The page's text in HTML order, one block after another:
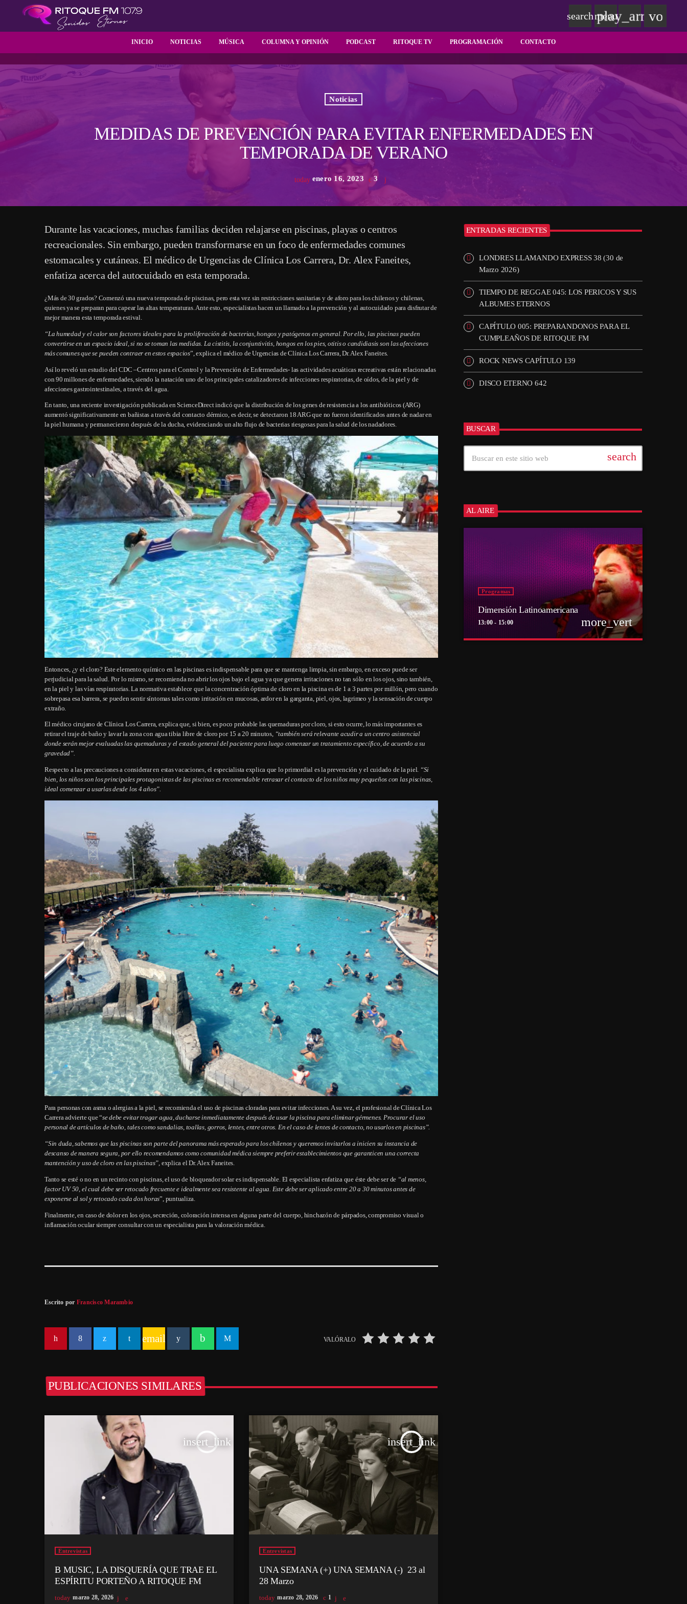
INICIO NOTICIAS MÚSICA COLUMNA Y OPINIÓN PODCAST RITOQUE TV PROGRAMACIÓN CONTACTO
searchmenu
play_arrow
Noticias
MEDIDAS DE PREVENCIÓN PARA EVITAR ENFERMEDADES EN
TEMPORADA DE VERANO
today enero 16, 2023 3
Durante las vacaciones, muchas familias deciden relajarse en piscinas, playas o centros
recreacionales. Sin embargo, pueden transformarse en un foco de enfermedades comunes
estomacales y cutáneas. El médico de Urgencias de Clínica Los Carrera, Dr. Alex Faneites,
enfatiza acerca del autocuidado en esta temporada.
¿Más de 30 grados? Comenzó una nueva temporada de piscinas, pero esta vez sin restricciones sanitarias y de aforo para los chilenos y chilenas,
quienes ya se preparan para capear las altas temperaturas. Ante esto, especialistas hacen un llamado a la prevención y al autocuidado para disfrutar de
mejor manera esta temporada estival.
“La humedad y el calor son factores ideales para la proliferación de bacterias, hongos y patógenos en general. Por ello, las piscinas pueden
convertirse en un espacio ideal, si no se toman las medidas. La cistitis, la conjuntivitis, hongos en los pies, otitis o candidiasis son las afecciones
más comunes que se pueden contraer en estos espacios”, explica el médico de Urgencias de Clínica Los Carrera, Dr. Alex Faneites.
Así lo reveló un estudio del CDC –Centros para el Control y la Prevención de Enfermedades- las actividades acuáticas recreativas están relacionadas
con 90 millones de enfermedades, siendo la natación uno de los principales catalizadores de infecciones respiratorias, de oídos, de la piel y de
afecciones gastrointestinales, a través del agua.
En tanto, una reciente investigación publicada en ScienceDirect indicó que la distribución de los genes de resistencia a los antibióticos (ARG)
aumentó significativamente en bañistas a través del contacto dérmico, es decir, se detectaron 18 ARG que no fueron identificados antes de nadar en
la piel humana y permanecieron después de la ducha, evidenciando un alto flujo de bacterias riesgosas para la salud de los nadadores.
Entonces, ¿y el cloro? Este elemento químico en las piscinas es indispensable para que se mantenga limpia, sin embargo, en exceso puede ser
perjudicial para la salud. Por lo mismo, se recomienda no abrir los ojos bajo el agua ya que genera irritaciones no tan sólo en los ojos, sino también,
en la piel y las vías respiratorias. La normativa establece que la concentración óptima de cloro en la piscina es de 1 a 3 partes por millón, pero cuando
sobrepasa esa barrera, se pueden sentir síntomas tales como irritación en mucosas, ardor en la garganta, piel, ojos, lagrimeo y la sensación de cuerpo
extraño.
El médico cirujano de Clínica Los Carrera, explica que, si bien, es poco probable las quemaduras por cloro, si esto ocurre, lo más importantes es
retirar el traje de baño y lavar la zona con agua tibia libre de cloro por 15 a 20 minutos, “también será relevante acudir a un centro asistencial
donde serán mejor evaluadas las quemaduras y el estado general del paciente para luego comenzar un tratamiento específico, de acuerdo a su
gravedad”.
Respecto a las precauciones a considerar en estas vacaciones, el especialista explica que lo primordial es la prevención y el cuidado de la piel. “Si
bien, los niños son los principales protagonistas de las piscinas es recomendable retrasar el contacto de los niños muy pequeños con las piscinas,
ideal comenzar a usarlas desde los 4 años”.
Para personas con asma o alergias a la piel, se recomienda el uso de piscinas cloradas para evitar infecciones. A su vez, el profesional de Clínica Los
Carrera advierte que “se debe evitar tragar agua, ducharse inmediatamente después de usar la piscina para eliminar gérmenes. Procurar el uso
personal de artículos de baño, tales como sandalias, toallas, gorros, lentes, entre otros. En el caso de lentes de contacto, no usarlos en piscinas”.
“Sin duda, sabemos que las piscinas son parte del panorama más esperado para los chilenos y queremos invitarlos a inicien su instancia de
descanso de manera segura, por ello recomendamos como comunidad médica siempre preferir establecimientos que garanticen una correcta
mantención y uso de cloro en las piscinas”, explica el Dr. Alex Faneites.
Tanto se esté o no en un recinto con piscinas, el uso de bloqueador solar es indispensable. El especialista enfatiza que éste debe ser de “al menos,
factor UV 50, el cual debe ser retocado frecuente e idealmente sea resistente al agua. Este debe ser aplicado entre 20 a 30 minutos antes de
exponerse al sol y retocado cada dos horas”, puntualiza.
Finalmente, en caso de dolor en los ojos, secreción, coloración intensa en alguna parte del cuerpo, hinchazón de párpados, compromiso visual o
inflamación ocular siempre consultar con un especialista para la valoración médica.
Escrito por Francisco Marambio
email VALÓRALO
PUBLICACIONES SIMILARES
insert_link
Entrevistas
B MUSIC, LA DISQUERÍA QUE TRAE EL
ESPÍRITU PORTEÑO A RITOQUE FM
today marzo 28, 2026
insert_link
Entrevistas
UNA SEMANA (+) UNA SEMANA (-) 23 al
28 Marzo
today marzo 28, 2026 1
ENTRADAS RECIENTES
LONDRES LLAMANDO EXPRESS 38 (30 de
Marzo 2026)
TIEMPO DE REGGAE 045: LOS PERICOS Y SUS
ALBUMES ETERNOS
CAPÍTULO 005: PREPARANDONOS PARA EL
CUMPLEAÑOS DE RITOQUE FM
ROCK NEWS CAPÍTULO 139
DISCO ETERNO 642
BUSCAR
search
AL AIRE
Programas
Dimensión Latinoamericana
13:00 - 15:00 more_vert